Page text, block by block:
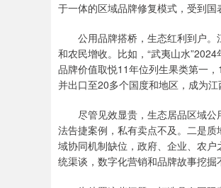
于一体的区域品牌修复模式，受到国
公用品牌搭桥，生态红利到户。
和农民增收。比如，“武夷山水
品牌价值取悦11年位列生果类第一
并出口至20多个国度和地区，成为江
尽管见效显贵，生态居品区域
法告捷案例，私有卖点不及。二是
域协同机制缺位，政府、企业、农
统渠谈，数字化营销和品牌故事挖掘